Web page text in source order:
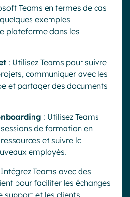
Teams en termes de cas
exemples
plateforme dans les
: Utilisez Teams pour suivre
communiquer avec les
et partager des documents
: Utilisez Teams
de formation en
et suivre la
employés.
Teams avec des
pour faciliter les échanges
support et les clients.